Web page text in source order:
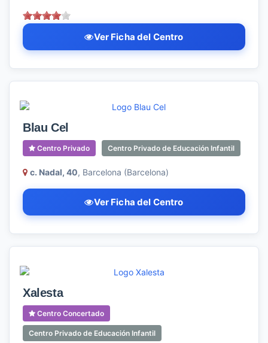
Ver Ficha del Centro
Blau Cel
Centro Privado Centro Privado de Educación Infantil
c. Nadal, 40, Barcelona (Barcelona)
Ver Ficha del Centro
Xalesta
Centro Concertado
Centro Privado de Educación Infantil